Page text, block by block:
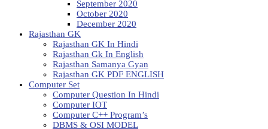
September 2020
October 2020
December 2020
Rajasthan GK
Rajasthan GK In Hindi
Rajasthan Gk In English
Rajasthan Samanya Gyan
Rajasthan GK PDF ENGLISH
Computer Set
Computer Question In Hindi
Computer IOT
Computer C++ Program’s
DBMS & OSI MODEL